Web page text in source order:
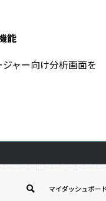
能
ャー向け分析画面を